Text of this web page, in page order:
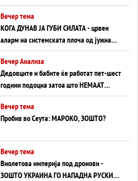
Вечер тема
КОГА ДУНАВ ЈА ГУБИ СИЛАТА - црвен
аларм на системската плоча од јужна
Германија до Црното Море...
Вечер Анализа
Дедовците и бабите ќе работат пет-шест
години подоцна затоа што НЕМААТ
ВНУЦИ ДА ГИ ЗАМЕНАТ
Вечер тема
Пробив во Сеута: МАРОКО, ЗОШТО?
Вечер тема
Виолетова империја под дронови -
ЗОШТО УКРАИНА ГО НАПАДНА РУСКИОТ